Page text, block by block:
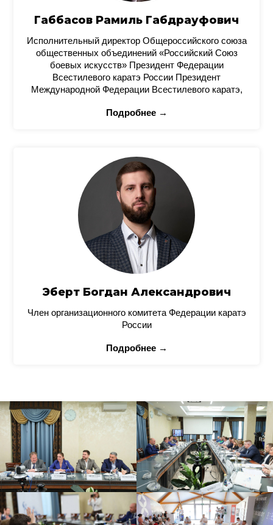
Габбасов Рамиль Габдрауфович
Исполнительный директор Общероссийского союза
общественных объединений «Российский Союз
боевых искусств» Президент Федерации
Всестилевого каратэ России Президент
Международной Федерации Всестилевого каратэ,
Подробнее →
Эберт Богдан Александрович
Член организационного комитета Федерации каратэ
России
Подробнее →